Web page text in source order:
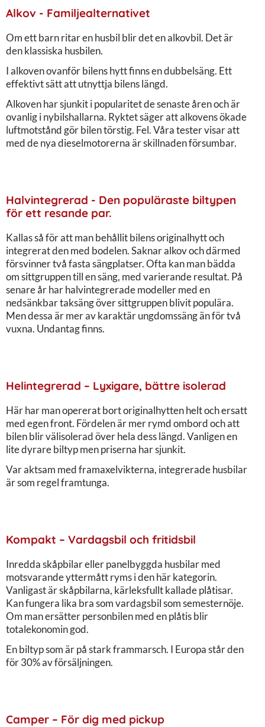
Alkov - Familjealternativet
Om ett barn ritar en husbil blir det en alkovbil. Det är
den klassiska husbilen.
I alkoven ovanför bilens hytt finns en dubbelsäng. Ett
effektivt sätt att utnyttja bilens längd.
Alkoven har sjunkit i popularitet de senaste åren och är
ovanlig i nybilshallarna. Ryktet säger att alkovens ökade
luftmotstånd gör bilen törstig. Fel. Våra tester visar att
med de nya dieselmotorerna är skillnaden försumbar.
Halvintegrerad - Den populäraste biltypen
för ett resande par.
Kallas så för att man behållit bilens originalhytt och
integrerat den med bodelen. Saknar alkov och därmed
försvinner två fasta sängplatser. Ofta kan man bädda
om sittgruppen till en säng, med varierande resultat. På
senare år har halvintegrerade modeller med en
nedsänkbar taksäng över sittgruppen blivit populära.
Men dessa är mer av karaktär ungdomssäng än för två
vuxna. Undantag finns.
Helintegrerad – Lyxigare, bättre isolerad
Här har man opererat bort originalhytten helt och ersatt
med egen front. Fördelen är mer rymd ombord och att
bilen blir välisolerad över hela dess längd. Vanligen en
lite dyrare biltyp men priserna har sjunkit.
Var aktsam med framaxelvikterna, integrerade husbilar
är som regel framtunga.
Kompakt – Vardagsbil och fritidsbil
Inredda skåpbilar eller panelbyggda husbilar med
motsvarande yttermått ryms i den här kategorin.
Vanligast är skåpbilarna, kärleksfullt kallade plåtisar.
Kan fungera lika bra som vardagsbil som semesternöje.
Om man ersätter personbilen med en plåtis blir
totalekonomin god.
En biltyp som är på stark frammarsch. I Europa står den
för 30% av försäljningen.
Camper – För dig med pickup